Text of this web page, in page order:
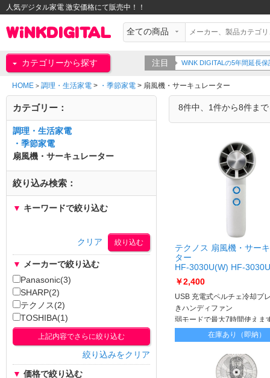
人気デジタル家電 激安価格にて販売中！！
カテゴリーから探す 注目 WiNK DIGITALの5年間延長
HOME > 調理・生活家電 > ・季節家電 > 扇風機・サーキュレーター
8件中、1件から8件ま
テクノス 扇風機・サー
ター
HF-3030U(W) HF-
￥2,400
USB 充電式ペルチェ冷却プ
きハンディファン
弱モードで最大7時間使えま
在庫あり（即納）
カテゴリー：
調理・生活家電
・季節家電
扇風機・サーキュレーター
絞り込み検索：
▼ キーワードで絞り込む
クリア
▼ メーカーで絞り込む
Panasonic(3)
SHARP(2)
テクノス(2)
TOSHIBA(1)
上記内容でさらに絞り込む
絞り込みをクリア
▼ 価格で絞り込む